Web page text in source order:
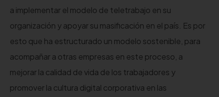
a implementar el modelo de teletrabajo en su
organización y apoyar su masificación en el país. Es por
esto que ha estructurado un modelo sostenible, para
acompañar a otras empresas en este proceso, a
mejorar la calidad de vida de los trabajadores y
promover la cultura digital corporativa en las